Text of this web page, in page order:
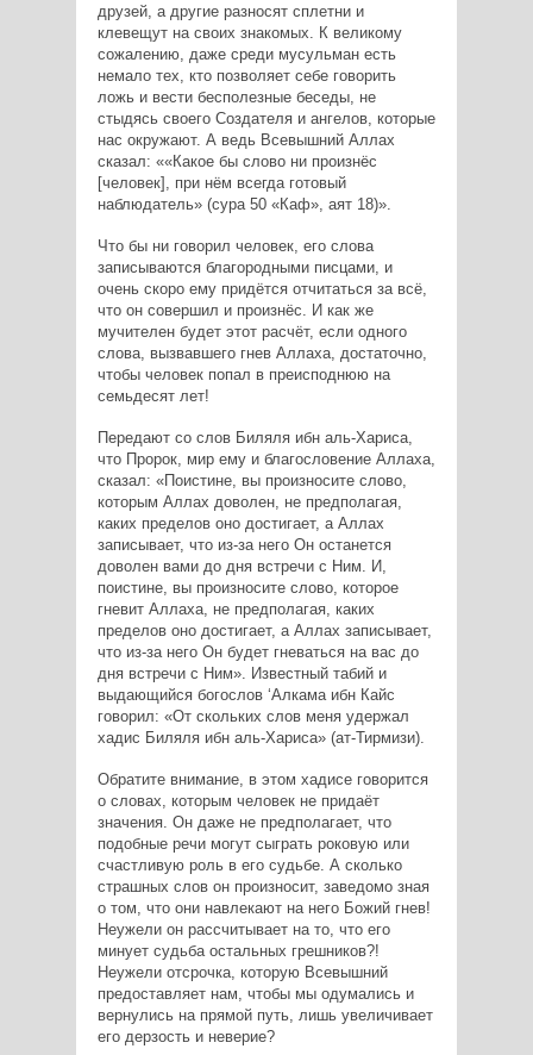
друзей, а другие разносят сплетни и
клевещут на своих знакомых. К великому
сожалению, даже среди мусульман есть
немало тех, кто позволяет себе говорить
ложь и вести бесполезные беседы, не
стыдясь своего Создателя и ангелов, которые
нас окружают. А ведь Всевышний Аллах
сказал:
«Какое бы слово ни произнёс
[человек], при нём всегда готовый
наблюдатель» (сура 50 «Каф», аят 18) .
Что бы ни говорил человек, его слова
записываются благородными писцами, и
очень скоро ему придётся отчитаться за всё,
что он совершил и произнёс. И как же
мучителен будет этот расчёт, если одного
слова, вызвавшего гнев Аллаха, достаточно,
чтобы человек попал в преисподнюю на
семьдесят лет!
Передают со слов Биляля ибн аль-Хариса,
что Пророк, мир ему и благословение Аллаха,
сказал: «Поистине, вы произносите слово,
которым Аллах доволен, не предполагая,
каких пределов оно достигает, а Аллах
записывает, что из-за него Он останется
доволен вами до дня встречи с Ним. И,
поистине, вы произносите слово, которое
гневит Аллаха, не предполагая, каких
пределов оно достигает, а Аллах записывает,
что из-за него Он будет гневаться на вас до
дня встречи с Ним». Известный табий и
выдающийся богослов ‘Алкама ибн Кайс
говорил: «От скольких слов меня удержал
хадис Биляля ибн аль-Хариса» (ат-Тирмизи).
Обратите внимание, в этом хадисе говорится
о словах, которым человек не придаёт
значения. Он даже не предполагает, что
подобные речи могут сыграть роковую или
счастливую роль в его судьбе. А сколько
страшных слов он произносит, заведомо зная
о том, что они навлекают на него Божий гнев!
Неужели он рассчитывает на то, что его
минует судьба остальных грешников?!
Неужели отсрочка, которую Всевышний
предоставляет нам, чтобы мы одумались и
вернулись на прямой путь, лишь увеличивает
его дерзость и неверие?